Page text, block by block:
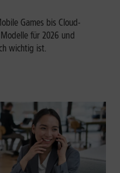
Games bis Cloud-
für 2026 und
wichtig ist.